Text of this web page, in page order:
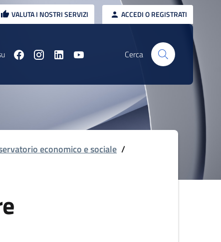
VALUTA I NOSTRI SERVIZI ACCEDI O REGISTRATI
Cerca
economico e sociale /